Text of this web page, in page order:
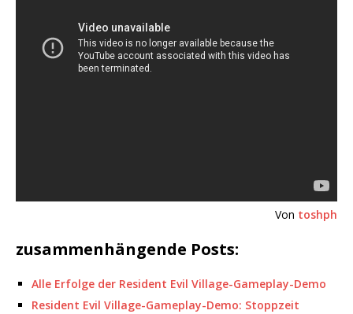
Von toshph
zusammenhängende Posts:
Alle Erfolge der Resident Evil Village-Gameplay-Demo
Resident Evil Village-Gameplay-Demo: Stoppzeit